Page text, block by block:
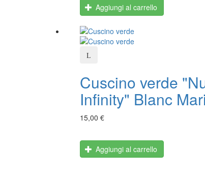
Aggiungi al carrello
Cuscino verde
Infinity" Blanc
15,00 €
Aggiungi al carrello